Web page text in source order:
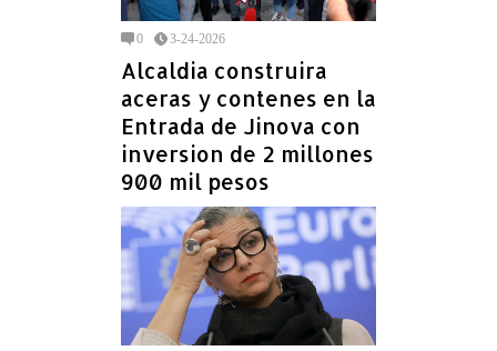
0 3-24-2026
Alcaldia construira
aceras y contenes en la
Entrada de Jinova con
inversion de 2 millones
900 mil pesos